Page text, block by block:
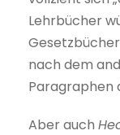
Lehrbücher
nach dem
Paragraphen
Aber auch